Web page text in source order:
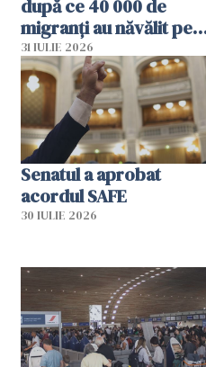
după ce 40 000 de
migranți au năvălit pe
teritoriul spaniol: „Vom
mobiliza toate
resursele"
31 IULIE 2026
Senatul a aprobat
acordul SAFE
30 IULIE 2026